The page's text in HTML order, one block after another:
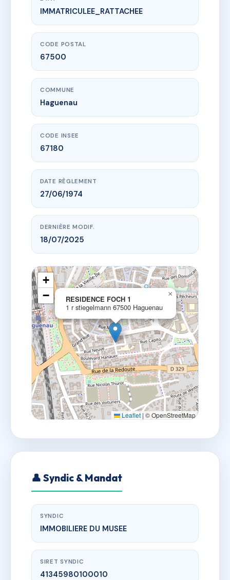
www.vme.plus/AE5725379
RESIDENCE FOCH 1
1 r stiegelmann
IMMATRICULEE_RATTACHEE
CODE POSTAL
67500
COMMUNE
Haguenau
CODE INSEE
67180
DATE RÈGLEMENT
27/06/1974
DERNIÈRE MODIF.
18/07/2025
RESIDENCE FOCH 1
1 r stiegelmann 67500 Haguenau
×
+
−
Leaflet | © OpenStreetMap
👤 Syndic & Mandat
SYNDIC
IMMOBILIERE DU MUSEE
SIRET SYNDIC
41345980100010